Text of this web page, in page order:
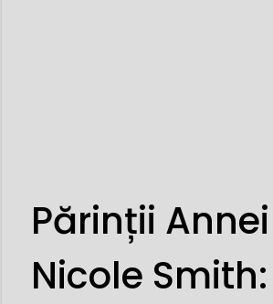
Părinții Annei
Nicole